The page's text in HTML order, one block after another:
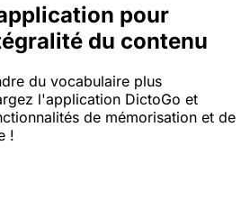
pour
du contenu
du vocabulaire plus
l'application DictoGo et
de mémorisation et de
!